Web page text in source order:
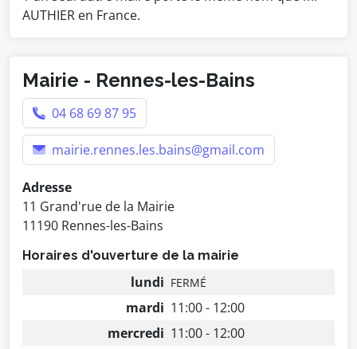
AUTHIER en France.
Mairie - Rennes-les-Bains
04 68 69 87 95
mairie.rennes.les.bains@gmail.com
Adresse
11 Grand'rue de la Mairie
11190 Rennes-les-Bains
Horaires d'ouverture de la mairie
lundi FERMÉ
mardi 11:00 - 12:00
mercredi 11:00 - 12:00